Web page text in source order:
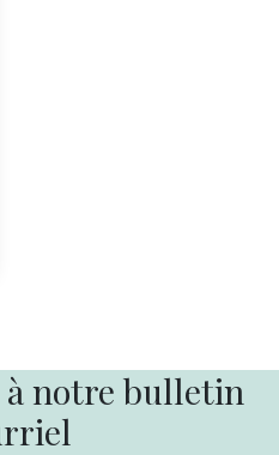
notre bulletin